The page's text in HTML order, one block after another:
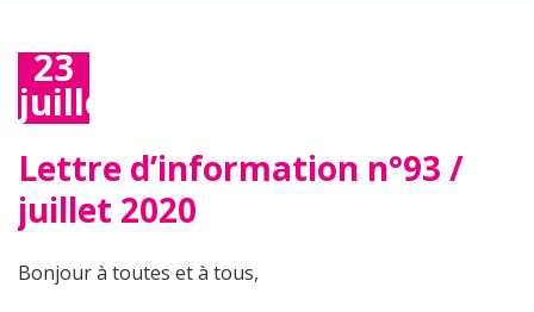
23
juillet
2020
Lettre d’information n°93 /
juillet 2020
Bonjour à toutes et à tous,